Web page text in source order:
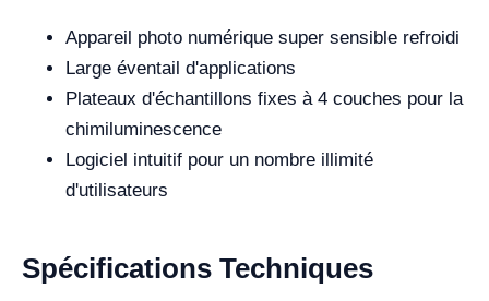
Appareil photo numérique super sensible refroidi
Large éventail d'applications
Plateaux d'échantillons fixes à 4 couches pour la
chimiluminescence
Logiciel intuitif pour un nombre illimité
d'utilisateurs
Spécifications Techniques